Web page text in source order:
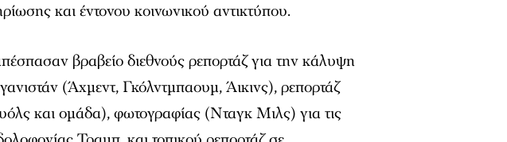
και έντονου κοινωνικού αντικτύπου.
βραβείο διεθνούς ρεπορτάζ για την κάλυψη
(Άχμεντ, Γκόλντμπαουμ, Άικινς), ρεπορτάζ
και ομάδα), φωτογραφίας (Νταγκ Μιλς) για τις